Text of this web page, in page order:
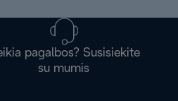
pagalbos? Susisiekite
su mumis